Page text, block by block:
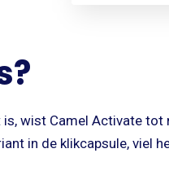
wist Camel Activate
in de klikcapsule, viel